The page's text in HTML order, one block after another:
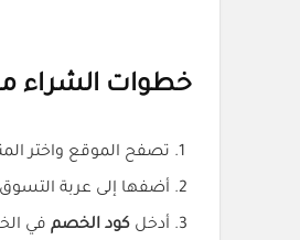
خطوات الشراء
تصفح الموقع واختر
أضفها إلى عربة
أدخل كود الخصم في